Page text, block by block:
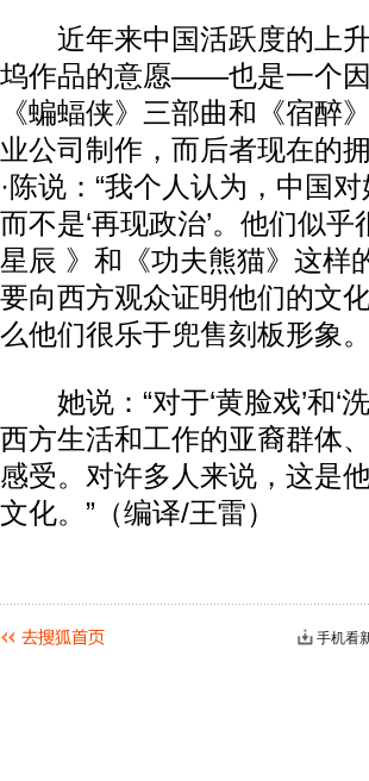
近年来中国活跃度的上
坞作品的意愿——也是一个
《蝙蝠侠》三部曲和《宿醉
业公司制作，而后者现在的
·陈说：“我个人认为，中国
而不是‘再现政治’。他们似
星辰 》和《功夫熊猫》这样
要向西方观众证明他们的文
么他们很乐于兜售刻板形象
她说：“对于‘黄脸戏’和‘
西方生活和工作的亚裔群体
感受。对许多人来说，这是
文化。”（编译/王雷）
手机看